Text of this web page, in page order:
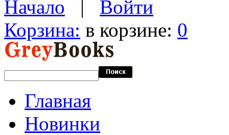
Начало | Войти
Корзина: в корзине: 0
Главная
Новинки